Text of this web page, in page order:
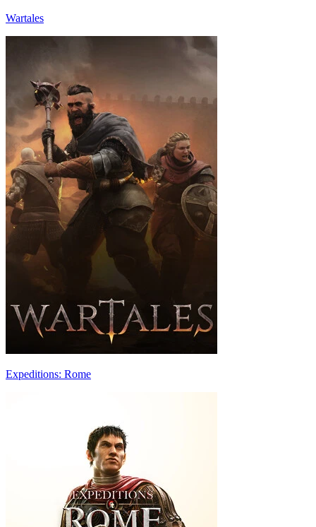
Wartales
Expeditions: Rome